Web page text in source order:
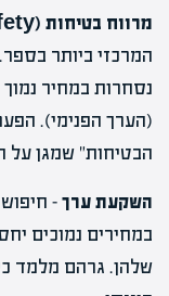
מרווח בטיחות (Margin of Safety)
המרכזי ביותר
נסחרות במחיר
(הערך הפנימי).
הבטיחות" שמגן על
השקעת ערך–
במחירים נמוכים
שלהן. גרהם מלמד